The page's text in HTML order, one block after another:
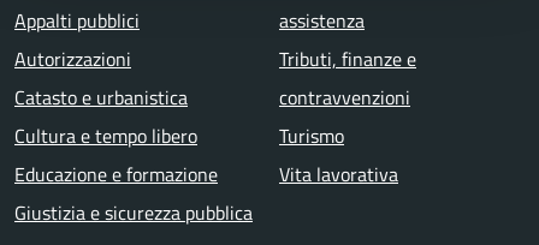
Appalti pubblici
Autorizzazioni
Catasto e urbanistica
Cultura e tempo libero
Educazione e formazione
Giustizia e sicurezza pubblica
assistenza
Tributi, finanze e
contravvenzioni
Turismo
Vita lavorativa